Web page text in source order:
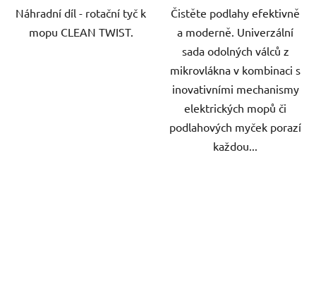
Náhradní díl - rotační tyč k
mopu CLEAN TWIST.
Čistěte podlahy efektivně
a moderně. Univerzální
sada odolných válců z
mikrovlákna v kombinaci s
inovativními mechanismy
elektrických mopů či
podlahových myček porazí
každou...